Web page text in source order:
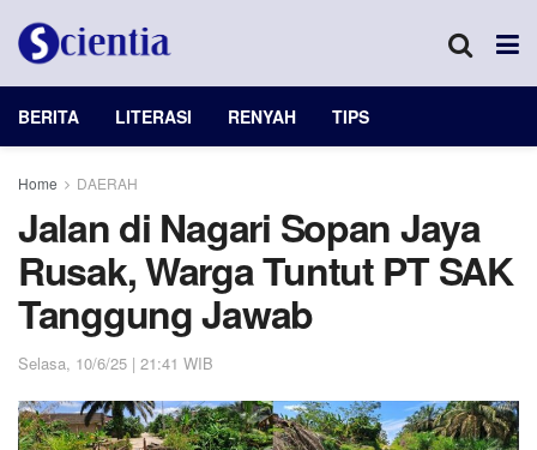
BERITA LITERASI RENYAH TIPS
Home DAERAH
Jalan di Nagari Sopan Jaya
Rusak, Warga Tuntut PT SAK
Tanggung Jawab
Selasa, 10/6/25 | 21:41 WIB